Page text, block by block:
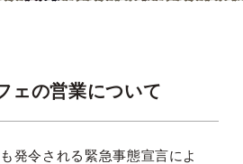
ェの営業について
発令される緊急事態宣言によ